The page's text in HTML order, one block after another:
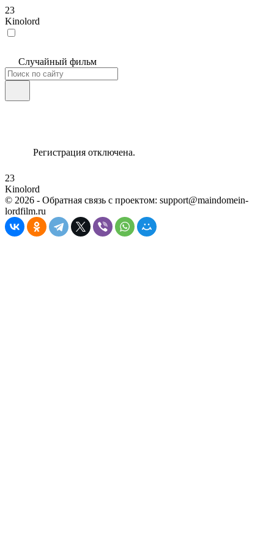
23
Kinolord
Случайный фильм
Регистрация отключена.
23
Kinolord
© 2026 - Обратная связь с проектом: support@maindomein-
lordfilm.ru